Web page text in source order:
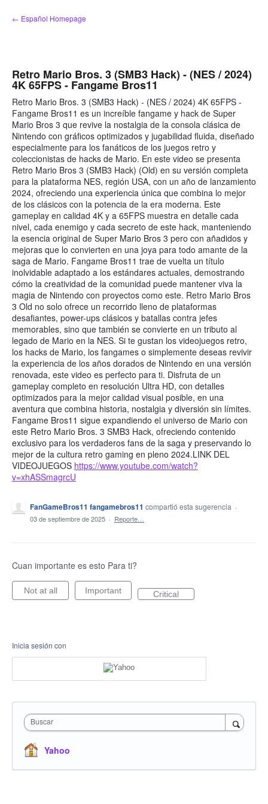
saltar
al
← Español Homepage
Retro Mario Bros. 3 (SMB3 Hack) - (NES / 2024)
4K 65FPS - Fangame Bros11
Retro Mario Bros. 3 (SMB3 Hack) - (NES / 2024) 4K 65FPS -
Fangame Bros11 es un increíble fangame y hack de Super
Mario Bros 3 que revive la nostalgia de la consola clásica de
Nintendo con gráficos optimizados y jugabilidad fluida, diseñado
especialmente para los fanáticos de los juegos retro y
coleccionistas de hacks de Mario. En este video se presenta
Retro Mario Bros 3 (SMB3 Hack) (Old) en su versión completa
para la plataforma NES, región USA, con un año de lanzamiento
2024, ofreciendo una experiencia única que combina lo mejor
de los clásicos con la potencia de la era moderna. Este
gameplay en calidad 4K y a 65FPS muestra en detalle cada
nivel, cada enemigo y cada secreto de este hack, manteniendo
la esencia original de Super Mario Bros 3 pero con añadidos y
mejoras que lo convierten en una joya para todo amante de la
saga de Mario. Fangame Bros11 trae de vuelta un título
inolvidable adaptado a los estándares actuales, demostrando
cómo la creatividad de la comunidad puede mantener viva la
magia de Nintendo con proyectos como este. Retro Mario Bros
3 Old no solo ofrece un recorrido lleno de plataformas
desafiantes, power-ups clásicos y batallas contra jefes
memorables, sino que también se convierte en un tributo al
legado de Mario en la NES. Si te gustan los videojuegos retro,
los hacks de Mario, los fangames o simplemente deseas revivir
la experiencia de los años dorados de Nintendo en una versión
renovada, este video es perfecto para ti. Disfruta de un
gameplay completo en resolución Ultra HD, con detalles
optimizados para la mejor calidad visual posible, en una
aventura que combina historia, nostalgia y diversión sin límites.
Fangame Bros11 sigue expandiendo el universo de Mario con
este Retro Mario Bros. 3 SMB3 Hack, ofreciendo contenido
exclusivo para los verdaderos fans de la saga y preservando lo
mejor de la cultura retro gaming en pleno 2024.LINK DEL
VIDEOJUEGOS https://www.youtube.com/watch?
v=xhASSmagrcU
FanGameBros11 fangamebros11 compartió esta sugerencia ·
03 de septiembre de 2025 · Reporte…
Cuan importante es esto Para ti?
Not at all Important Critical
Inicia sesión con
Buscar
Yahoo